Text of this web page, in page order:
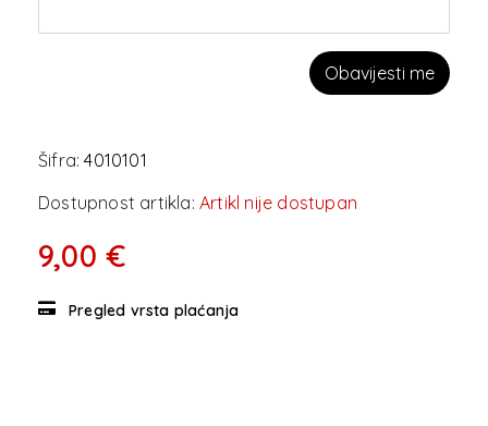
Obavijesti me
Šifra:4010101
Dostupnost artikla: Artikl nije dostupan
9,00 €
Pregled vrsta plaćanja